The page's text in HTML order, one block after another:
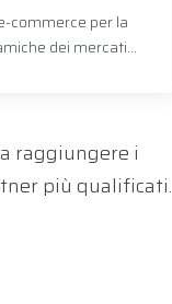
commerce per la
dei mercati...
raggiungere i
più qualificati.